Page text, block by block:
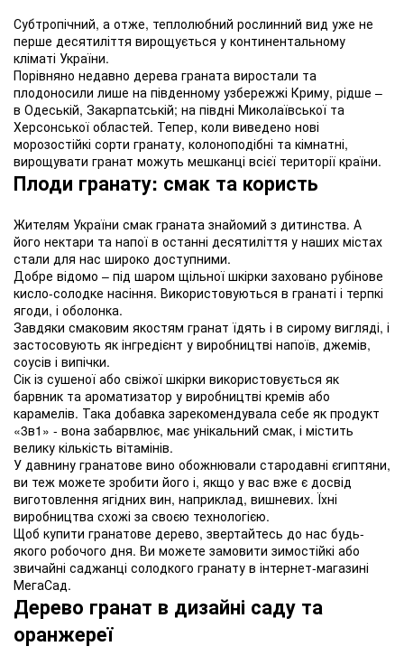
Субтропічний, а отже, теплолюбний рослинний вид уже не
перше десятиліття вирощується у континентальному
кліматі України.
Порівняно недавно дерева граната виростали та
плодоносили лише на південному узбережжі Криму, рідше –
в Одеській, Закарпатській; на півдні Миколаївської та
Херсонської областей. Тепер, коли виведено нові
морозостійкі сорти гранату, колоноподібні та кімнатні,
вирощувати гранат можуть мешканці всієї території країни.
Плоди гранату: смак та користь
Жителям України смак граната знайомий з дитинства. А
його нектари та напої в останні десятиліття у наших містах
стали для нас широко доступними.
Добре відомо – під шаром щільної шкірки заховано рубінове
кисло-солодке насіння. Використовуються в гранаті і терпкі
ягоди, і оболонка.
Завдяки смаковим якостям гранат їдять і в сирому вигляді, і
застосовують як інгредієнт у виробництві напоїв, джемів,
соусів і випічки.
Сік із сушеної або свіжої шкірки використовується як
барвник та ароматизатор у виробництві кремів або
карамелів. Така добавка зарекомендувала себе як продукт
«3в1» - вона забарвлює, має унікальний смак, і містить
велику кількість вітамінів.
У давнину гранатове вино обожнювали стародавні єгиптяни,
ви теж можете зробити його і, якщо у вас вже є досвід
виготовлення ягідних вин, наприклад, вишневих. Їхні
виробництва схожі за своєю технологією.
Щоб купити гранатове дерево, звертайтесь до нас будь-
якого робочого дня. Ви можете замовити зимостійкі або
звичайні саджанці солодкого гранату в інтернет-магазині
МегаСад.
Дерево гранат в дизайні саду та
оранжереї